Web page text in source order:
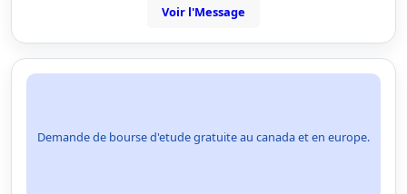
Voir l'Message
Demande de bourse d'etude gratuite au canada et en europe.